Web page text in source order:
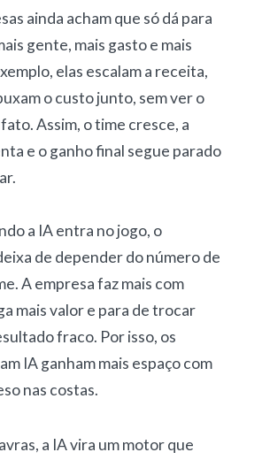
ainda acham que só dá para
gente, mais gasto e mais
elas escalam a receita,
o custo junto, sem ver o
Assim, o time cresce, a
e o ganho final segue parado
a IA entra no jogo, o
de depender do número de
A empresa faz mais com
mais valor e para de trocar
fraco. Por isso, os
IA ganham mais espaço com
nas costas.
a IA vira um motor que